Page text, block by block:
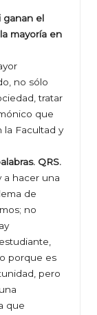
ganan el
mayoría en
no sólo
tratar
que
Facultad y
QRS.
a hacer una
de
no
porque es
pero
que